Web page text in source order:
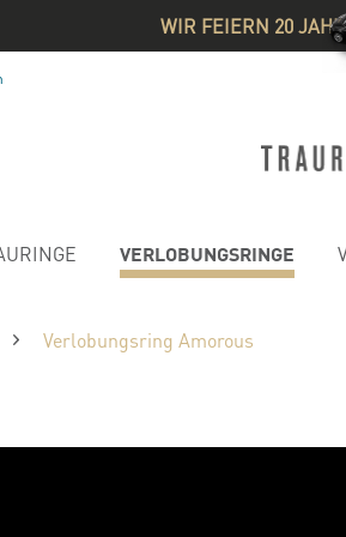
WIR FEIERN 20
VERLOBUNGSRINGE
Verlobungsring Amorous